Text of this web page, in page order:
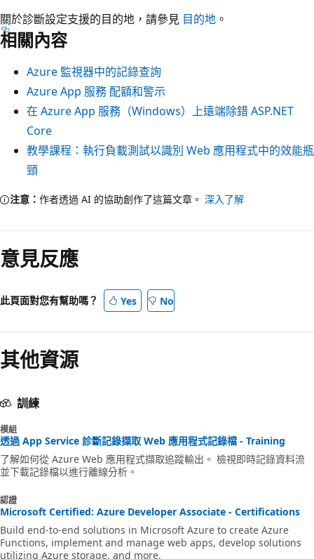
關於診斷設定支援的目的地，請參見 目的地 。
相關內容
Azure 監視器中的記錄查詢
Azure App 服務 配額和警示
在 Azure App 服務（Windows）上遠端除錯 ASP.NET
Core
教學課程：執行負載測試以識別 Web 應用程式中的效能瓶
頸
注意： 作者透過 AI 的協助創作了這篇文章。 深入了解
意見反應
此頁面對您有幫助嗎？ Yes No
其他資源
訓練
模組
透過 App Service 診斷記錄擷取 Web 應用程式記錄檔 - Training
了解如何從 Azure Web 應用程式擷取追蹤輸出。 檢視即時記錄資料流
並下載記錄檔以進行離線分析。
認證
Microsoft Certified: Azure Developer Associate - Certifications
Build end-to-end solutions in Microsoft Azure to create Azure
Functions, implement and manage web apps, develop solutions
utilizing Azure storage, and more.